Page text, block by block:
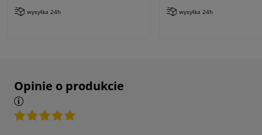
wysyłka 24h wysyłka 24h
Opinie o produkcie